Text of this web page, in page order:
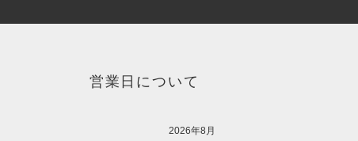
営業日について
2026年8月